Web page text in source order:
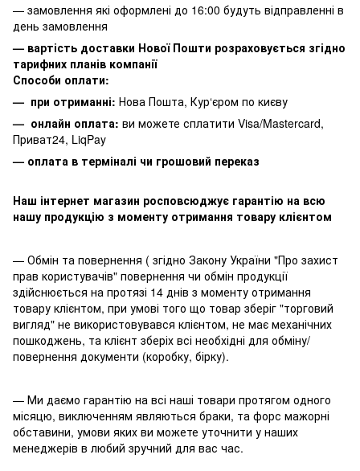
— замовлення які оформлені до 16:00 будуть відправленні в
день замовлення
— вартість доставки Нової Пошти розраховується згідно
тарифних планів компанії
Способи оплати:
— при отриманні: Нова Пошта, Кур‘єром по києву
— онлайн оплата: ви можете сплатити Visa/Mastercard,
Приват24, LiqPay
— оплата в терміналі чи грошовий переказ
Наш інтернет магазин росповсюджує гарантію на всю
нашу продукцію з моменту отримання товару клієнтом
— Обмін та повернення ( згідно Закону України "Про захист
прав користувачів" повернення чи обмін продукції
здійснюється на протязі 14 днів з моменту отримання
товару клієнтом, при умові того що товар зберіг "торговий
вигляд" не використовувався клієнтом, не має механічних
пошкоджень, та клієнт зберіх всі необхідні для обміну/
повернення документи (коробку, бірку).
— Ми даємо гарантію на всі наші товари протягом одного
місяцю, виключенням являються браки, та форс мажорні
обставини, умови яких ви можете уточнити у наших
менеджерів в любий зручний для вас час.